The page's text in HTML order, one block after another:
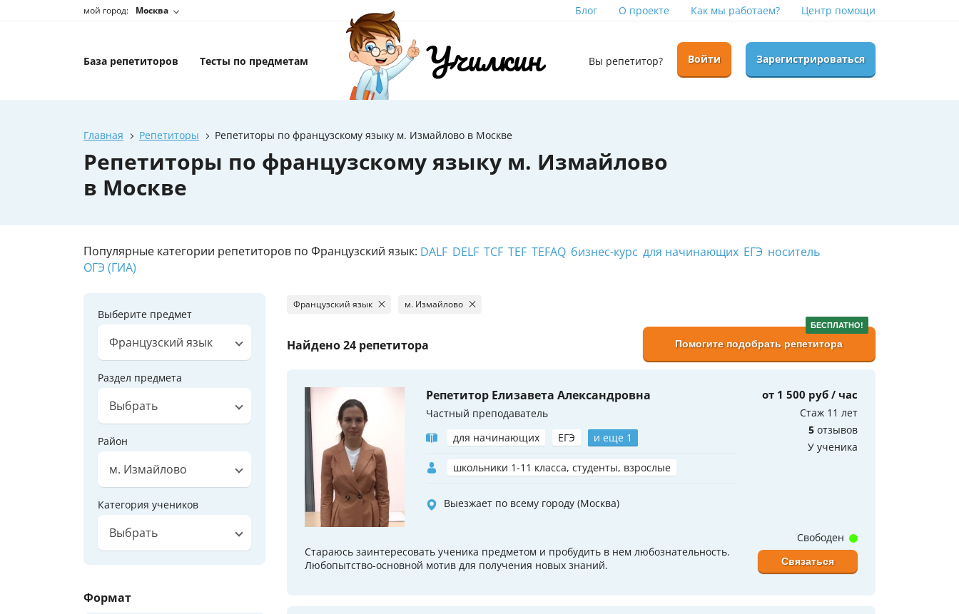
мой город: Москва Блог О проекте Как мы работаем? Центр помощи
База репетиторов Тесты по предметам Вы репетитор? Войти Зарегистрироваться
Главная Репетиторы Репетиторы по французскому языку м. Измайлово в Москве
Репетиторы по французскому языку м. Измайлово
в Москве
Популярные категории репетиторов по Французский язык: DALF DELF TCF TEF TEFAQ бизнес-курс для начинающих ЕГЭ носитель
ОГЭ (ГИА)
Выберите предмет
Французский язык
Раздел предмета
Выбрать
Район
м. Измайлово
Категория учеников
Выбрать
Формат
Французский язык м. Измайлово
Найдено24 репетитора
БЕСПЛАТНО!
Помогите подобрать репетитора
Репетитор Елизавета Александровна
Частный преподаватель
для начинающих
ЕГЭ и еще 1
школьники 1-11 класса, студенты, взрослые
Выезжает по всему городу (Москва)
от 1 500 руб / час
Стаж 11 лет
5 отзывов
У ученика
Стараюсь заинтересовать ученика предметом и пробудить в нем любознательность.
Любопытство-основной мотив для получения новых знаний.
Свободен
Связаться